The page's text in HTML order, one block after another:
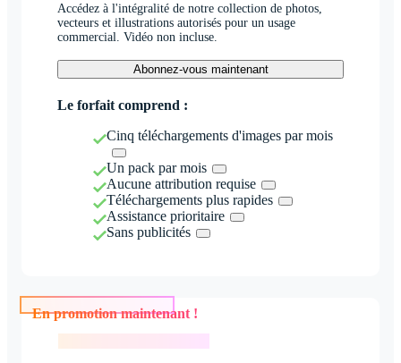
Accédez à l'intégralité de notre collection de photos,
vecteurs et illustrations autorisés pour un usage
commercial. Vidéo non incluse.
Abonnez-vous maintenant
Le forfait comprend :
Cinq téléchargements d'images par mois
Un pack par mois
Aucune attribution requise
Téléchargements plus rapides
Assistance prioritaire
Sans publicités
En promotion maintenant !